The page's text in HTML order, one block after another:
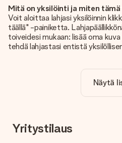
Mitä on yksilöinti ja miten
Voit aloittaa lahjasi yksilöinnin
täällä" -painiketta.
toiveidesi mukaan: lisää oma
tehdä lahjastasi entistä
Sisältyykö yksilöinti hintaan?
Sivustolla näkyvä hinta sisältää
Haluamme varmistaa, että olet
Siksi on tärkeää käyttää
Näytä
Yritystilaus